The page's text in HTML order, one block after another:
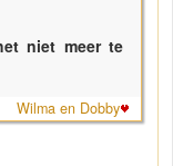
niet meer te
Wilma en Dobby